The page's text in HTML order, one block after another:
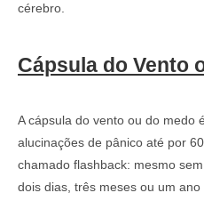
cérebro.
Cápsula do Vento
A cápsula do vento ou do medo
alucinações de pânico até por
chamado flashback: mesmo
dois dias, três meses ou um